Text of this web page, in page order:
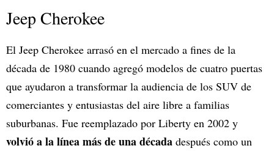
Jeep Cherokee
El Jeep Cherokee arrasó en el mercado a fines de la
década de 1980 cuando agregó modelos de cuatro puertas
que ayudaron a transformar la audiencia de los SUV de
comerciantes y entusiastas del aire libre a familias
suburbanas. Fue reemplazado por Liberty en 2002 y
volvió a la línea más de una década después como un